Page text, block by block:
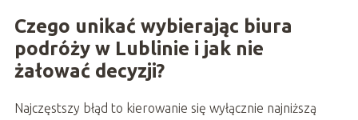
Czego unikać wybierając biura
podróży w Lublinie i jak nie
żałować decyzji?
Najczęstszy błąd to kierowanie się wyłącznie najniższą